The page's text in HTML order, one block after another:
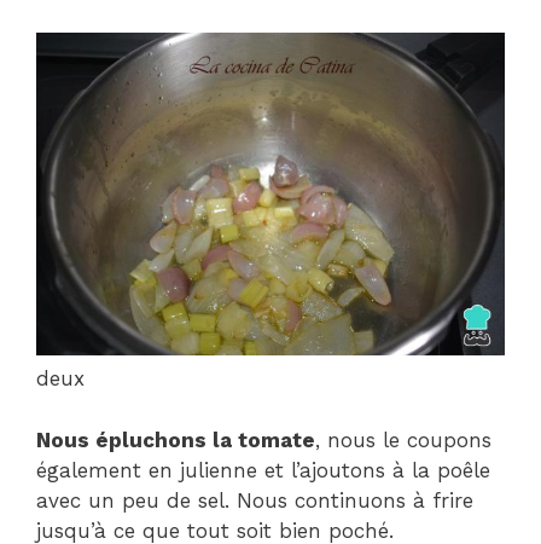
deux
Nous épluchons la tomate, nous le coupons
également en julienne et l’ajoutons à la poêle
avec un peu de sel. Nous continuons à frire
jusqu’à ce que tout soit bien poché.